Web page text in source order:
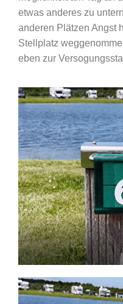
etwas anderes zu
anderen Plätzen Angst
Stellplatz
eben zur